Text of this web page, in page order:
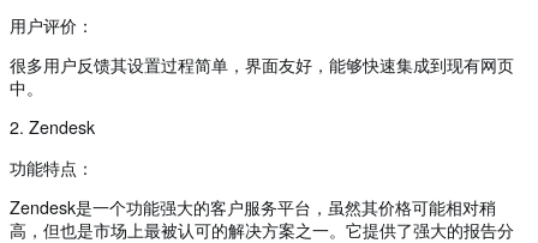
用户评价：
很多用户反馈其设置过程简单，界面友好，能够快速集成到现有网页
中。
2. Zendesk
功能特点：
Zendesk是一个功能强大的客户服务平台，虽然其价格可能相对稍
高，但也是市场上最被认可的解决方案之一。它提供了强大的报告分